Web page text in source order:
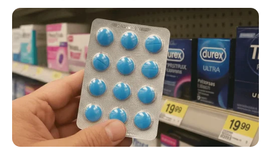
PT.
—Foto/Reprodução.
Avança no Congresso: Governo Federal libera bancada para
votar na PEC 14.
Publicado
no JASB em 10.outubro.2025. Atualizadoem
12.outubro.2025.
WhatsApp: Rede do JASB
| A última mobilização nacional
Agentes Comunitários e de Combate às Endemias, em defesa
da Aposentadoria com Integralidade e Paridade, trouxe avanços
inesperados, que foram muito além da aprovação da proposta na